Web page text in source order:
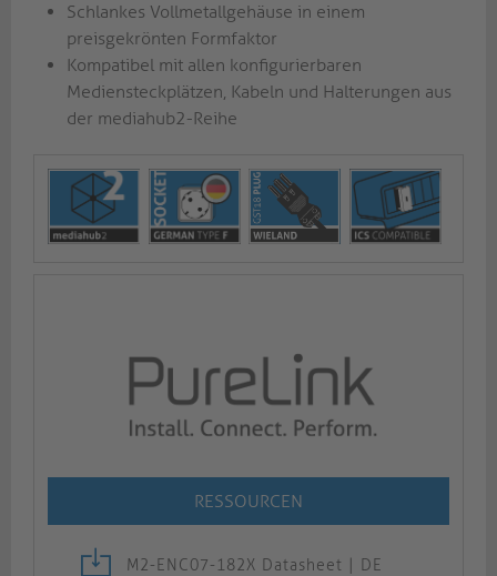
Schlankes Vollmetallgehäuse in einem
preisgekrönten Formfaktor
Kompatibel mit allen konfigurierbaren
Mediensteckplätzen, Kabeln und Halterungen aus
der mediahub2-Reihe
RESSOURCEN
M2-ENC07-182X Datasheet | DE